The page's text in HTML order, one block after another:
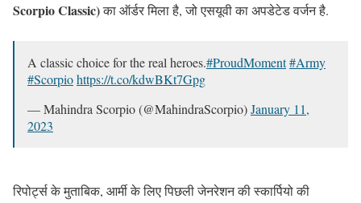
Scorpio Classic)का ऑर्डर मिला है, जो एसयूवी का अपडेटेड वर्जन है.
A classic choice for the real heroes.#ProudMoment#Army
#Scorpiohttps://t.co/kdwBKt7Gpg
— Mahindra Scorpio (@MahindraScorpio)January 11,
2023
रिपोर्ट्स के मुताबिक, आर्मी के लिए पिछली जेनरेशन की स्कार्पियो की